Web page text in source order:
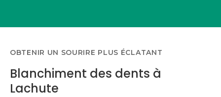
OBTENIR UN SOURIRE PLUS ÉCLATANT
Blanchiment des dents à
Lachute